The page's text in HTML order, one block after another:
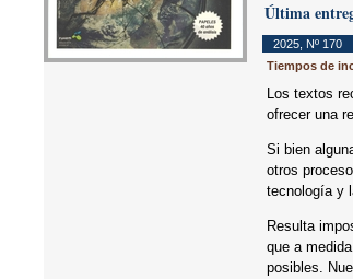
Última
2025 Nº 170
Tiempos de
Los textos
ofrecer una
Si bien
otros
tecnología y
Resulta
que a
posibles.